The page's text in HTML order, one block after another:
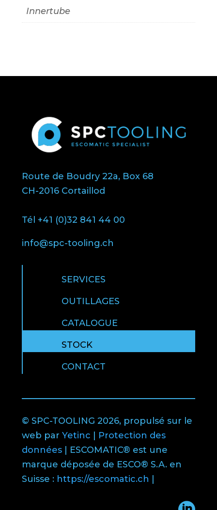
Innertube
Route de Boudry 22a, Box 68
CH-2016 Cortaillod
Tél +41 (0)32 841 44 00
info@spc-tooling.ch
SERVICES
OUTILLAGES
CATALOGUE
STOCK
CONTACT
© SPC-TOOLING 2026, propulsé sur le
web par Yetinc | Protection des
données| ESCOMATIC® est une
marque déposée de ESCO® S.A. en
Suisse : https://escomatic.ch |